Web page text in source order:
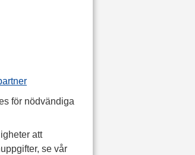
för nödvändiga
att
se vår